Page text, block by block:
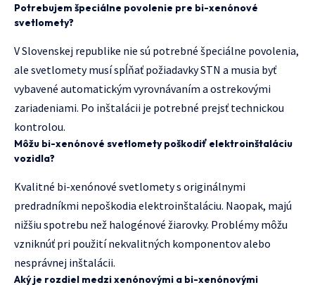
Potrebujem špeciálne povolenie pre bi-xenónové
svetlomety?
V Slovenskej republike nie sú potrebné špeciálne povolenia,
ale svetlomety musí spĺňať požiadavky STN a musia byť
vybavené automatickým vyrovnávaním a ostrekovými
zariadeniami. Po inštalácii je potrebné prejsť technickou
kontrolou.
Môžu bi-xenónové svetlomety poškodiť elektroinštaláciu
vozidla?
Kvalitné bi-xenónové svetlomety s originálnymi
predradníkmi nepoškodia elektroinštaláciu. Naopak, majú
nižšiu spotrebu než halogénové žiarovky. Problémy môžu
vzniknúť pri použití nekvalitných komponentov alebo
nesprávnej inštalácii.
Aký je rozdiel medzi xenónovými a bi-xenónovými